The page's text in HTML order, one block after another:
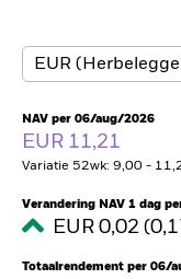
Particulieren
Nederland
Change location
BlackRock
NAV per 06/aug/2026
EUR 11,21
Variatie 52wk: 9,00 -
Verandering NAV 1 dag
EUR 0,02
Totaalrendement per 06/